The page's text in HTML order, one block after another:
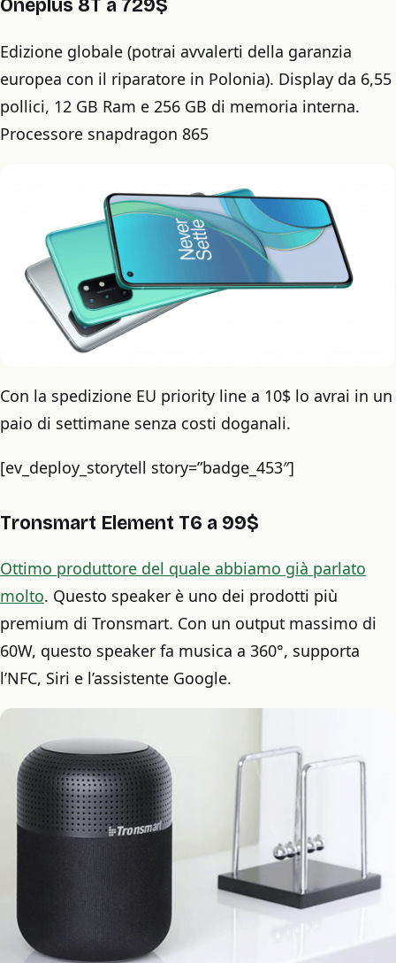
Oneplus 8T a 729$
Edizione globale (potrai avvalerti della garanzia
europea con il riparatore in Polonia). Display da 6,55
pollici, 12 GB Ram e 256 GB di memoria interna.
Processore snapdragon 865
Con la spedizione EU priority line a 10$ lo avrai in un
paio di settimane senza costi doganali.
[ev_deploy_storytell story=”badge_453″]
Tronsmart Element T6 a 99$
Ottimo produttore del quale abbiamo già parlato
molto. Questo speaker è uno dei prodotti più
premium di Tronsmart. Con un output massimo di
60W, questo speaker fa musica a 360°, supporta
l’NFC, Siri e l’assistente Google.